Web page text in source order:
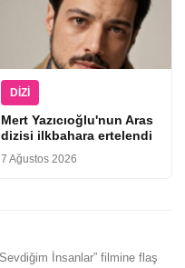
DIZI
Mert Yazıcıoğlu'nun Aras
dizisi ilkbahara ertelendi
7 Ağustos 2026
İnsanlar” filmine flaş